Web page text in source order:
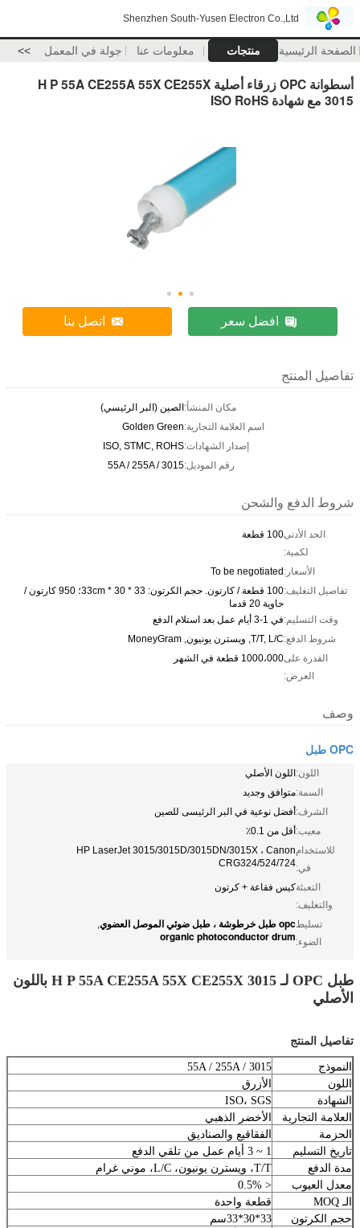
Shenzhen South-Yusen Electron Co.,Ltd
الصفحة الرئيسية منتجات معلومات عنا جولة في المعمل >>
أسطوانة OPC زرقاء أصلية H P 55A CE255A 55X CE255X
3015 مع شهادة ISO RoHS
افضل سعر اتصل بنا
تفاصيل المنتج
مكان المنشأ:الصين (البر الرئيسي)
اسم العلامة التجارية:Golden Green
إصدار الشهادات:ISO, STMC, ROHS
رقم الموديل:55A / 255A / 3015
شروط الدفع والشحن
الحد الأدنى
لكمية:
100 قطعة
الأسعار:To be negotiated
تفاصيل التغليف:
100 قطعة / كارتون. حجم الكرتون: 33 * 30 * 33cm؛ 950 كارتون /
حاوية 20 قدما
وقت التسليم:في 1-3 أيام عمل بعد استلام الدفع
شروط الدفع:T/T, L/C, ويسترن يونيون, MoneyGram
القدرة على
العرض:
1000،000 قطعة في الشهر
وصف
OPC طبل
اللون:اللون الأصلي
السمة:متوافق وجديد
الشرف:أفضل نوعية في البر الرئيسى للصين
معيب:أقل من 0.1٪
للاستخدام
في:
HP LaserJet 3015/3015D/3015DN/3015X ، Canon
CRG324/524/724
التعبئة
والتغليف:
كيس فقاعة + كرتون
تسليط
الضوء:
opc طبل خرطوشة ، طبل ضوئي الموصل العضوي ,
organic photoconductor drum
طبل OPC لـ H P 55A CE255A 55X CE255X 3015 باللون
الأصلي
تفاصيل المنتج
النموذج
55A / 255A / 3015
اللون
الأزرق
الشهادة
ISO، SGS
العلامة التجارية
الأخضر الذهبي
الحزمة
الفقاقيع والصناديق
تاريخ التسليم
1 ~ 3 أيام عمل من تلقي الدفع
مدة الدفع
T/T، ويسترن يونيون، L/C، موني غرام
معدل العيوب
< 0.5%
الـ MOQ
قطعة واحدة
حجم الكرتون
33*30*33سم